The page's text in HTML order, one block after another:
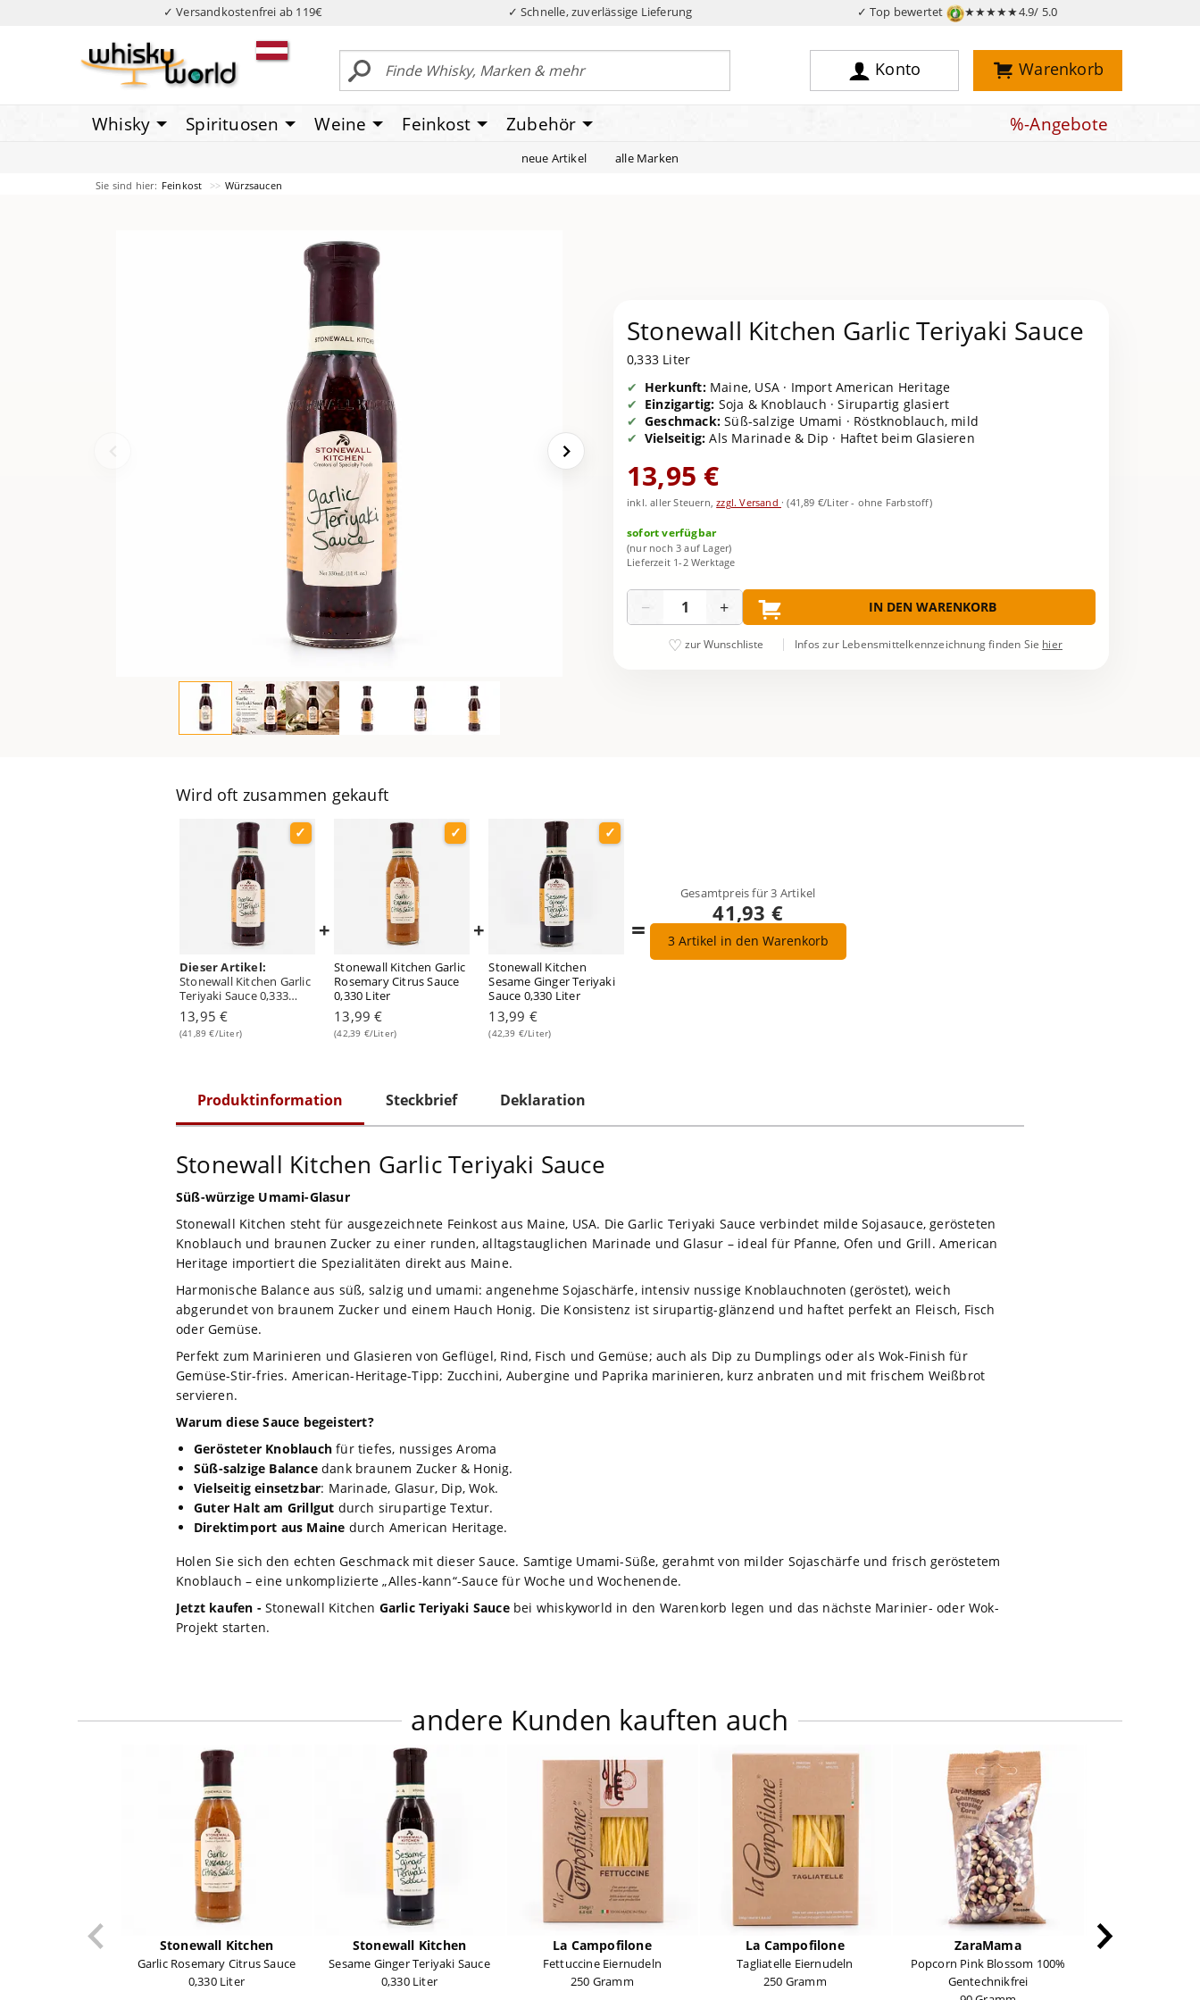
✓ Versandkostenfrei ab 119€ ✓ Schnelle, zuverlässige Lieferung ✓ Top bewertet ★★★★★4.9/ 5.0
Konto Warenkorb
Whisky Spirituosen Weine Feinkost Zubehör %-Angebote
neue Artikel alle Marken
Sie sind hier: Feinkost Würzsaucen
Stonewall Kitchen Garlic Teriyaki Sauce
0,333 Liter
Herkunft:Maine, USA · Import American Heritage
Einzigartig: Soja & Knoblauch · Sirupartig glasiert
Geschmack: Süß-salzige Umami · Röstknoblauch, mild
Vielseitig: Als Marinade & Dip · Haftet beim Glasieren
13,95 €
inkl. aller Steuern,zzgl. Versand ·(41,89 €/Liter - ohne Farbstoff)
sofort verfügbar
(nur noch 3 auf Lager)
Lieferzeit 1-2 Werktage
− + IN DEN WARENKORB
zur Wunschliste Infos zur Lebensmittelkennzeichnung finden Sie hier
Wird oft zusammen gekauft
Dieser Artikel:
Stonewall Kitchen Garlic
Teriyaki Sauce 0,333
Liter
13,95 €
(41,89 €/Liter)
+
Stonewall Kitchen Garlic
Rosemary Citrus Sauce
0,330 Liter
13,99 €
(42,39 €/Liter)
+
Stonewall Kitchen
Sesame Ginger Teriyaki
Sauce 0,330 Liter
13,99 €
(42,39 €/Liter)
=
Gesamtpreis für3 Artikel
41,93 €
3Artikel in den Warenkorb
Produktinformation Steckbrief Deklaration
Stonewall Kitchen Garlic Teriyaki Sauce
Süß-würzige Umami-Glasur
Stonewall Kitchen steht für ausgezeichnete Feinkost aus Maine, USA. Die Garlic Teriyaki Sauce verbindet milde Sojasauce, gerösteten
Knoblauch und braunen Zucker zu einer runden, alltagstauglichen Marinade und Glasur – ideal für Pfanne, Ofen und Grill. American
Heritage importiert die Spezialitäten direkt aus Maine.
Harmonische Balance aus süß, salzig und umami: angenehme Sojaschärfe, intensiv nussige Knoblauchnoten (geröstet), weich
abgerundet von braunem Zucker und einem Hauch Honig. Die Konsistenz ist sirupartig-glänzend und haftet perfekt an Fleisch, Fisch
oder Gemüse.
Perfekt zum Marinieren und Glasieren von Geflügel, Rind, Fisch und Gemüse; auch als Dip zu Dumplings oder als Wok-Finish für
Gemüse-Stir-fries. American-Heritage-Tipp: Zucchini, Aubergine und Paprika marinieren, kurz anbraten und mit frischem Weißbrot
servieren.
Warum diese Sauce begeistert?
Gerösteter Knoblauch für tiefes, nussiges Aroma
Süß-salzige Balancedank braunem Zucker & Honig.
Vielseitig einsetzbar: Marinade, Glasur, Dip, Wok.
Guter Halt am Grillgut durch sirupartige Textur.
Direktimport aus Maine durch American Heritage.
Holen Sie sich den echten Geschmack mit dieser Sauce. Samtige Umami-Süße, gerahmt von milder Sojaschärfe und frisch geröstetem
Knoblauch – eine unkomplizierte „Alles-kann“-Sauce für Woche und Wochenende.
Jetzt kaufen - Stonewall Kitchen Garlic Teriyaki Saucebei whiskyworld in den Warenkorb legen und das nächste Marinier- oder Wok-
Projekt starten.
andere Kunden kauften auch
Stonewall Kitchen
Garlic Rosemary Citrus Sauce
0,330 Liter
Stonewall Kitchen
Sesame Ginger Teriyaki Sauce
0,330 Liter
La Campofilone
Fettuccine Eiernudeln
250 Gramm
La Campofilone
Tagliatelle Eiernudeln
250 Gramm
ZaraMama
Popcorn Pink Blossom 100%
Gentechnikfrei